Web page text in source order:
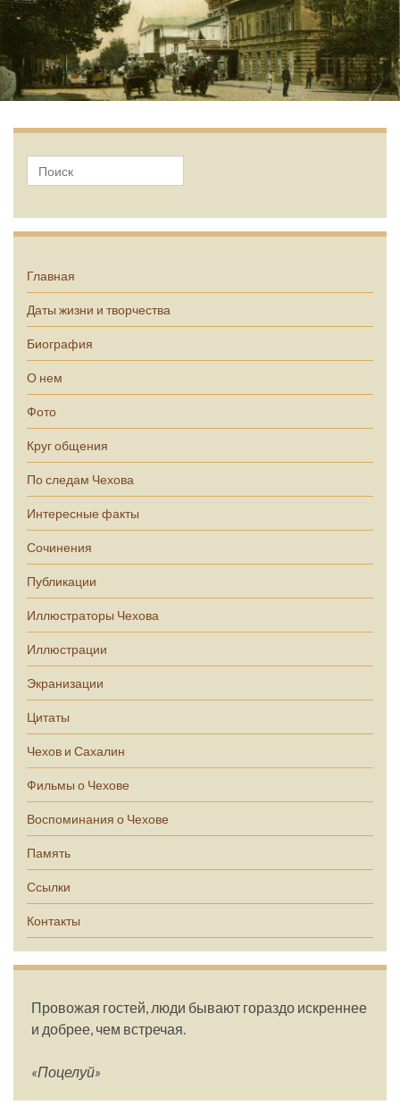
Главная
Даты жизни и творчества
Биография
О нем
Фото
Круг общения
По следам Чехова
Интересные факты
Сочинения
Публикации
Иллюстраторы Чехова
Иллюстрации
Экранизации
Цитаты
Чехов и Сахалин
Фильмы о Чехове
Воспоминания о Чехове
Память
Ссылки
Контакты
Провожая гостей, люди бывают гораздо искреннее
и добрее, чем встречая.
«Поцелуй»